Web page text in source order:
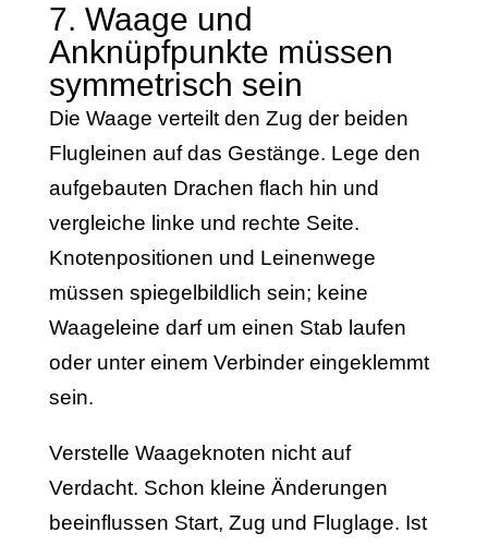
7. Waage und
Anknüpfpunkte müssen
symmetrisch sein
Die Waage verteilt den Zug der beiden
Flugleinen auf das Gestänge. Lege den
aufgebauten Drachen flach hin und
vergleiche linke und rechte Seite.
Knotenpositionen und Leinenwege
müssen spiegelbildlich sein; keine
Waageleine darf um einen Stab laufen
oder unter einem Verbinder eingeklemmt
sein.
Verstelle Waageknoten nicht auf
Verdacht. Schon kleine Änderungen
beeinflussen Start, Zug und Fluglage. Ist